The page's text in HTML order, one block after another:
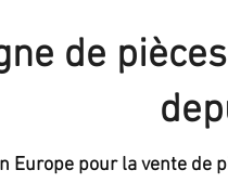
de
Europe pour la vente de